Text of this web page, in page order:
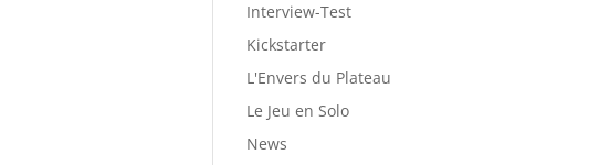
Interview-Test
Kickstarter
L'Envers du Plateau
Le Jeu en Solo
News